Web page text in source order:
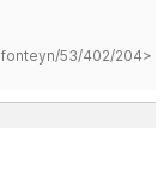
53/402/204>